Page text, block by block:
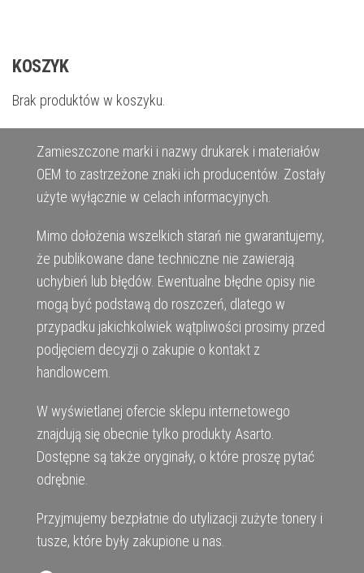
KOSZYK
Brak produktów w koszyku.
Zamieszczone marki i nazwy drukarek i materiałów
OEM to zastrzeżone znaki ich producentów. Zostały
użyte wyłącznie w celach informacyjnych.
Mimo dołożenia wszelkich starań nie gwarantujemy,
że publikowane dane techniczne nie zawierają
uchybień lub błędów. Ewentualne błędne opisy nie
mogą być podstawą do roszczeń, dlatego w
przypadku jakichkolwiek wątpliwości prosimy przed
podjęciem decyzji o zakupie o kontakt z
handlowcem.
W wyświetlanej ofercie sklepu internetowego
znajdują się obecnie tylko produkty Asarto.
Dostępne są także oryginały, o które proszę pytać
odrębnie.
Przyjmujemy bezpłatnie do utylizacji zużyte tonery i
tusze, które były zakupione u nas.